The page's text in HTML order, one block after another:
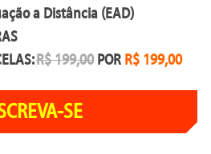
a Distância (EAD)
R$ 199,00POR R$ 199,00
SE